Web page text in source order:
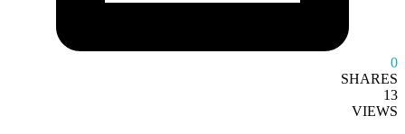
0
SHARES
13
VIEWS